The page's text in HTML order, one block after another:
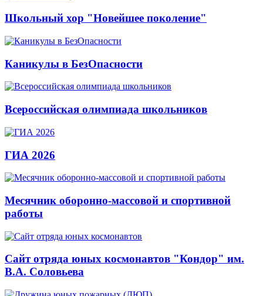
Школьный хор "Новейшее поколение"
Каникулы в БезОпасности
Всероссийская олимпиада школьников
ГИА 2026
Месячник оборонно-массовой и спортивной
работы
Сайт отряда юных космонавтов "Кондор" им.
В.А. Соловьева